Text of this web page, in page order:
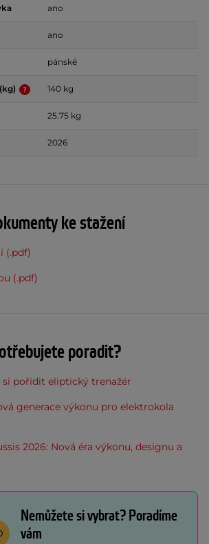
ano
ano
pánské
140 kg
25.75 kg
2026
ke stažení
(.pdf)
(.pdf)
poradit?
si pořídit eliptický trenažér
generace výkonu pro elektrokola
2026: Nová éra výkonu, designu a
Nemůžete si vybrat? Poradíme
vám